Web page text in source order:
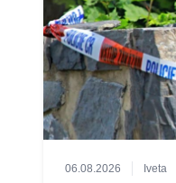
06.08.2026 Iveta